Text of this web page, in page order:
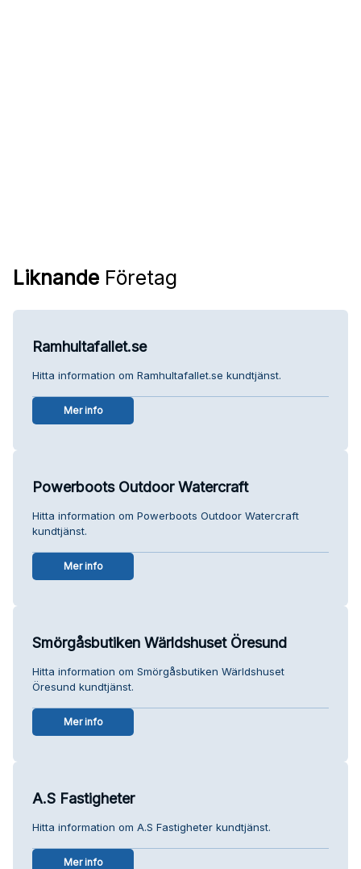
Liknande Företag
Ramhultafallet.se
Hitta information om Ramhultafallet.se kundtjänst.
Mer info
Powerboots Outdoor Watercraft
Hitta information om Powerboots Outdoor Watercraft
kundtjänst.
Mer info
Smörgåsbutiken Wärldshuset Öresund
Hitta information om Smörgåsbutiken Wärldshuset
Öresund kundtjänst.
Mer info
A.S Fastigheter
Hitta information om A.S Fastigheter kundtjänst.
Mer info